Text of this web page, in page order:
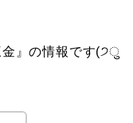
金』の情報です(੭ु